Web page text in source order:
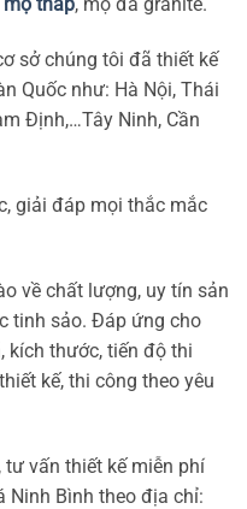
mộ tháp, mộ đá granite.
sở chúng tôi đã thiết kế
Quốc như: Hà Nội, Thái
Định,…Tây Ninh, Cần
giải đáp mọi thắc mắc
về chất lượng, uy tín sản
tinh sảo. Đáp ứng cho
kích thước, tiến độ thi
kế, thi công theo yêu
vấn thiết kế miễn phí
Ninh Bình theo địa chỉ: